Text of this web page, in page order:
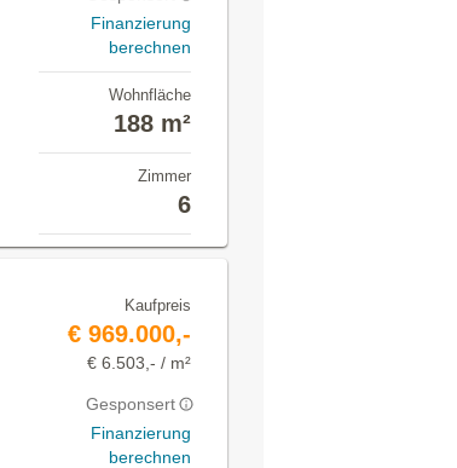
Finanzierung
berechnen
Wohnfläche
188 m²
Zimmer
6
Kaufpreis
€ 969.000,-
€ 6.503,- / m²
Gesponsert
Finanzierung
berechnen